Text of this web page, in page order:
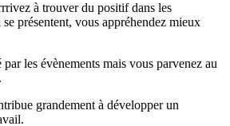
à trouver du positif dans les
présentent, vous appréhendez mieux
les évènements mais vous parvenez au
grandement à développer un